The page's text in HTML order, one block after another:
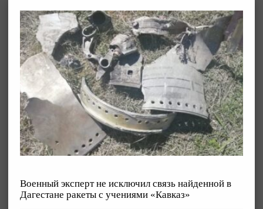
Военный эксперт не исключил связь найденной в
Дагестане ракеты с учениями «Кавказ»